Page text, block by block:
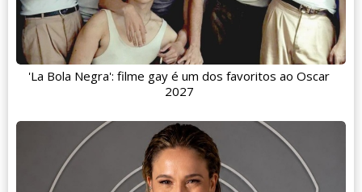
'La Bola Negra': filme gay é um dos favoritos ao Oscar
2027